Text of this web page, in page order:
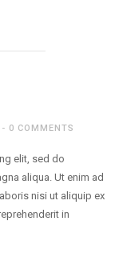
0 COMMENTS
elit, sed do
aliqua. Ut enim ad
nisi ut aliquip ex
in